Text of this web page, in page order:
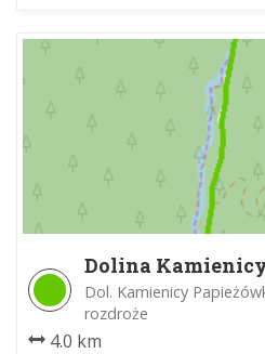
Dolina
Dol. Kamienicy
rozdroże
4.0 km